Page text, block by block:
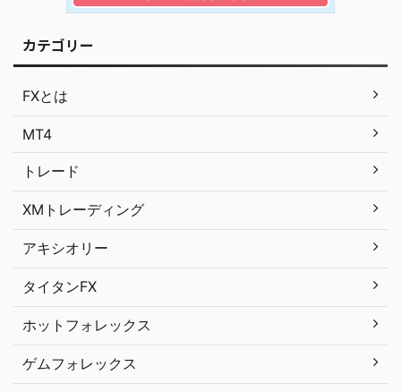
カテゴリー
FXとは
MT4
トレード
XMトレーディング
アキシオリー
タイタンFX
ホットフォレックス
ゲムフォレックス